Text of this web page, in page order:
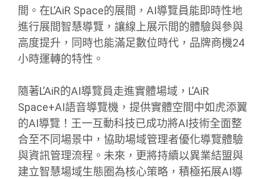
間。在L’AiR Space的展間，AI導覽員能即時性地
進行展間智慧導覽，讓線上展示間的體驗與參與
高度提升，同時也能滿足數位時代，品牌商機24
小時運轉的特性。
隨著L’AiR的AI導覽員走進實體場域，L’AiR
Space+AI語音導覽機，提供實體空間中如虎添翼
的AI導覽！王一互動科技已成功將AI技術全面整
合至不同場景中，協助場域管理者優化導覽體驗
與資訊管理流程。未來，更將持續以異業結盟與
建立智慧場域生態圈為核心策略，積極拓展AI導